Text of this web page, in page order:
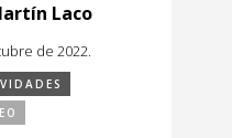
Laco
de 2022.